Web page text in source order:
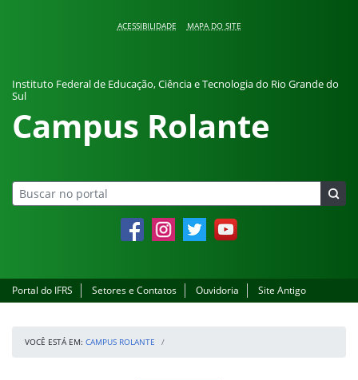
ACESSIBILIDADE MAPA DO SITE
Instituto Federal de Educação, Ciência e Tecnologia do Rio Grande do
Sul
Campus Rolante
FacebookInstagramTwitter YouTube
Portal do IFRS Setores e Contatos Ouvidoria Site Antigo
VOCÊ ESTÁ EM: CAMPUS ROLANTE